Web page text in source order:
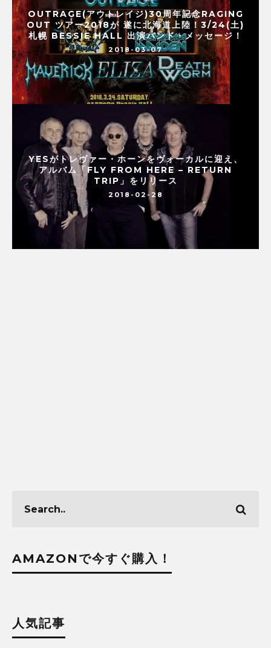
OUTRAGE(アウトレイジ)30周年記念RAGING
OUT ツアー2018が 遂に北海道上陸！3/24(土)
札幌 BESSIE HALL 出演バンド・メッセージ！
2018-03-07
YESがトレヴァー・ホーンをヴォーカルに迎え、
アルバム「FLY FROM HERE – RETURN
TRIP」をリリース
2018-02-28
AMAZONで今すぐ購入！
人気記事